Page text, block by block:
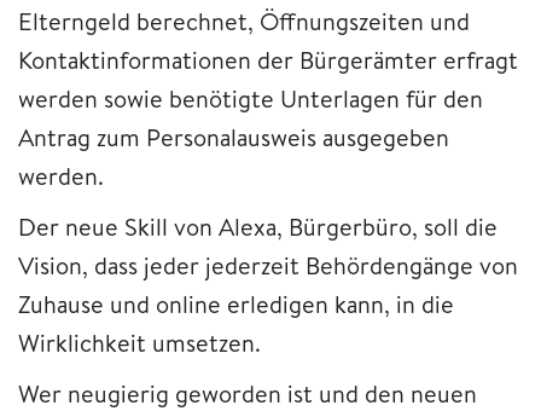
Elterngeld berechnet, Öffnungszeiten und
Kontaktinformationen der Bürgerämter erfragt
werden sowie benötigte Unterlagen für den
Antrag zum Personalausweis ausgegeben
werden.
Der neue Skill von Alexa, Bürgerbüro, soll die
Vision, dass jeder jederzeit Behördengänge von
Zuhause und online erledigen kann, in die
Wirklichkeit umsetzen.
Wer neugierig geworden ist und den neuen